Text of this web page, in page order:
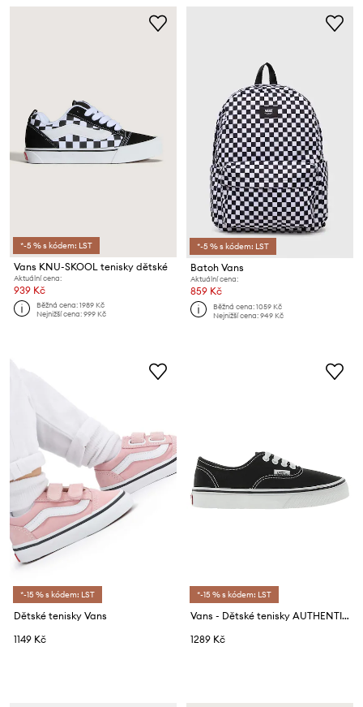
*-5 % s kódem: LST
Vans KNU-SKOOL tenisky dětské
Aktuální cena:
939 Kč
Běžná cena:1989 Kč
Nejnižší cena:999 Kč
*-5 % s kódem: LST
Batoh Vans
Aktuální cena:
859 Kč
Běžná cena:1059 Kč
Nejnižší cena:949 Kč
*-15 % s kódem: LST
Dětské tenisky Vans
1149 Kč
*-15 % s kódem: LST
Vans - Dětské tenisky AUTHENTIC LO PRO
1289 Kč